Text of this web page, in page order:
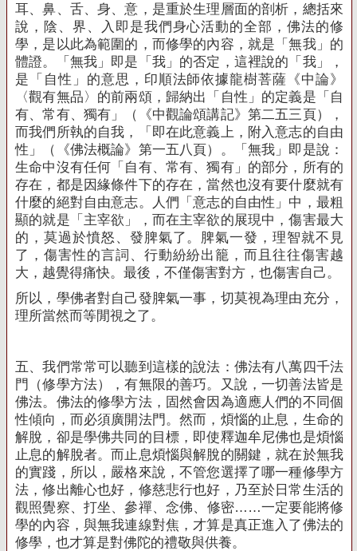
耳、鼻、舌、身、意，是重於生理層面的剖析，總括來
說，陰、界、入即是我們身心活動的全部，佛法的修
學，是以此為範圍的，而修學的內容，就是「無我」的
體證。「無我」即是「我」的否定，這裡說的「我」，
是「自性」的意思，印順法師依據龍樹菩薩《中論》
〈觀有無品〉的前兩頌，歸納出「自性」的定義是「自
有、常有、獨有」（《中觀論頌講記》第二五三頁），
而我們所執的自我，「即在此意義上，附入意志的自由
性」（《佛法概論》第一五八頁）。「無我」即是說：
生命中沒有任何「自有、常有、獨有」的部分，所有的
存在，都是因緣條件下的存在，當然也沒有要什麼就有
什麼的絕對自由意志。人們「意志的自由性」中，最粗
顯的就是「主宰欲」，而在主宰欲的展現中，傷害最大
的，莫過於憤怒、發脾氣了。脾氣一發，理智就不見
了，傷害性的言詞、行動紛紛出籠，而且往往傷害越
大，越覺得痛快。最後，不僅傷害對方，也傷害自己。
所以，學佛者對自己發脾氣一事，切莫視為理由充分，
理所當然而等閒視之了。
五、我們常常可以聽到這樣的說法：佛法有八萬四千法
門（修學方法），有無限的善巧。又說，一切善法皆是
佛法。佛法的修學方法，固然會因為適應人們的不同個
性傾向，而必須廣開法門。然而，煩惱的止息，生命的
解脫，卻是學佛共同的目標，即使釋迦牟尼佛也是煩惱
止息的解脫者。而止息煩惱與解脫的關鍵，就在於無我
的實踐，所以，嚴格來說，不管您選擇了哪一種修學方
法，修出離心也好，修慈悲行也好，乃至於日常生活的
觀照覺察、打坐、參禪、念佛、修密……一定要能將修
學的內容，與無我連線對焦，才算是真正進入了佛法的
修學，也才算是對佛陀的禮敬與供養。